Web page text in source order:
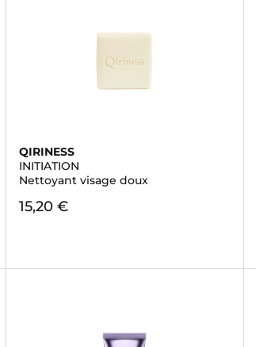
QIRINESS
INITIATION
Nettoyant visage doux
15,20 €